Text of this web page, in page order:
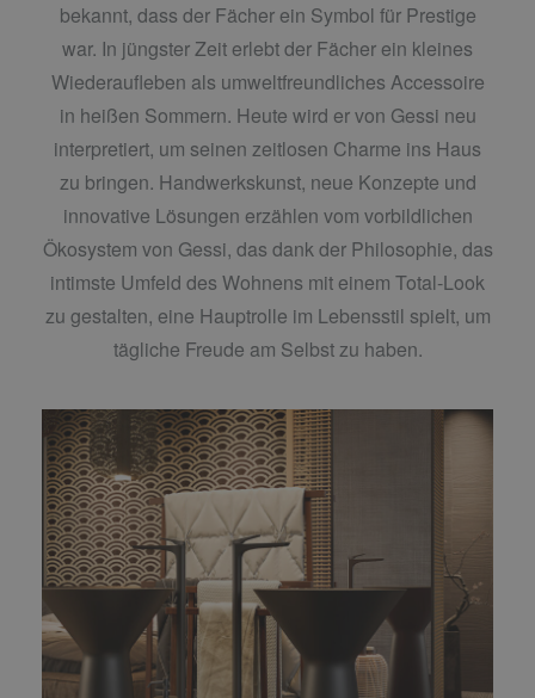
bekannt, dass der Fächer ein Symbol für Prestige
war. In jüngster Zeit erlebt der Fächer ein kleines
Wiederaufleben als umweltfreundliches Accessoire
in heißen Sommern. Heute wird er von Gessi neu
interpretiert, um seinen zeitlosen Charme ins Haus
zu bringen. Handwerkskunst, neue Konzepte und
innovative Lösungen erzählen vom vorbildlichen
Ökosystem von Gessi, das dank der Philosophie, das
intimste Umfeld des Wohnens mit einem Total-Look
zu gestalten, eine Hauptrolle im Lebensstil spielt, um
tägliche Freude am Selbst zu haben.